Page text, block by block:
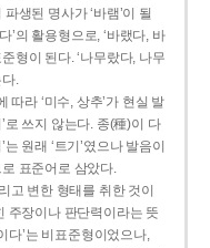
생된 명사가 ‘바램’이 될
’의 활용형으로, ‘바랬다, 바
형이 된다. ‘나무랐다, 나무
다.
따라 ‘미수, 상추’가 현실 발
로 쓰지 않는다. 종(種)이 다
원래 ‘트기’였으나 발음이
로 표준어로 삼았다.
고 변한 형태를 취한 것이
주장이나 판단력이라는 뜻
다’는 비표준형이었으나,